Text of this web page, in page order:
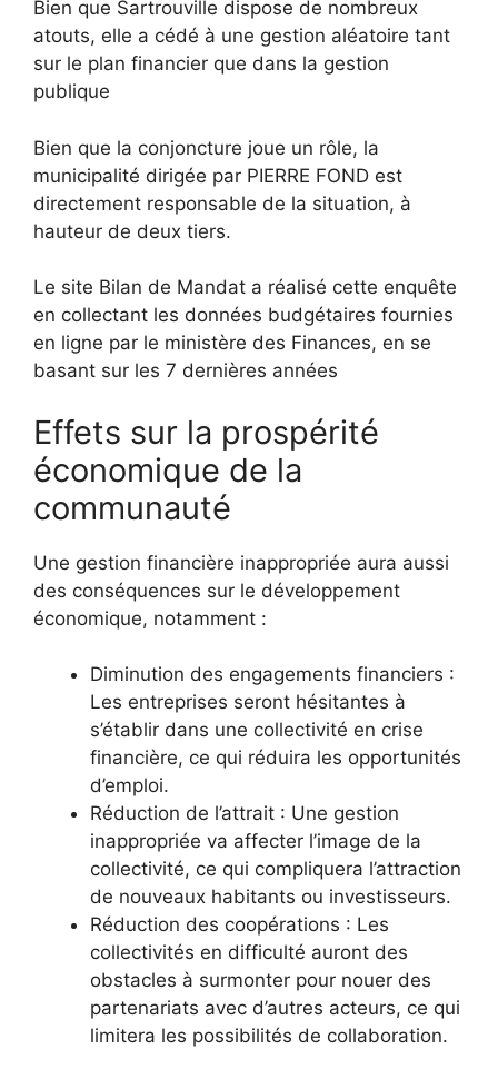
Bien que Sartrouville dispose de nombreux
atouts, elle a cédé à une gestion aléatoire tant
sur le plan financier que dans la gestion
publique
Bien que la conjoncture joue un rôle, la
municipalité dirigée par PIERRE FOND est
directement responsable de la situation, à
hauteur de deux tiers.
Le site Bilan de Mandat a réalisé cette enquête
en collectant les données budgétaires fournies
en ligne par le ministère des Finances, en se
basant sur les 7 dernières années
Effets sur la prospérité
économique de la
communauté
Une gestion financière inappropriée aura aussi
des conséquences sur le développement
économique, notamment :
Diminution des engagements financiers :
Les entreprises seront hésitantes à
s’établir dans une collectivité en crise
financière, ce qui réduira les opportunités
d’emploi.
Réduction de l’attrait : Une gestion
inappropriée va affecter l’image de la
collectivité, ce qui compliquera l’attraction
de nouveaux habitants ou investisseurs.
Réduction des coopérations : Les
collectivités en difficulté auront des
obstacles à surmonter pour nouer des
partenariats avec d’autres acteurs, ce qui
limitera les possibilités de collaboration.